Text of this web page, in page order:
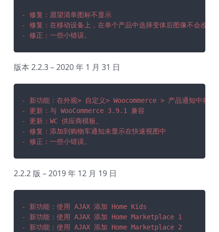
- 修复：愿望清单图标不显示
- 修复：在移动设备上，在单个产品中选择变体后图像不会改变
- 修正：一些小错误。
版本 2.2.3 – 2020 年 1 月 31 日
- 新功能：在外观> 自定义> Woocommerce > 产品通知中将产
- 更新：与 WooCommerce 3.9.1 兼容
- 更新：WC 供应商模板。
- 修复：添加到购物车通知未显示在快速视图中
- 修正：一些小错误。
2.2.2 版 – 2019 年 12 月 19 日
- 新功能：使用 AJAX 添加 Home Kids
- 新功能：使用 AJAX 添加 Home Marketplace 1
- 新功能：使用 AJAX 添加 Home Marketplace 2